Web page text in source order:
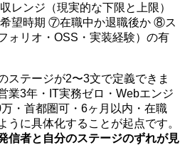
レンジ（現実的な下限と上限）
望時期 ⑦在職中か退職後か ⑧ス
ォリオ・OSS・実装経験）の有
ステージが2〜3文で定義できま
業3年・IT実務ゼロ・Webエンジ
・首都圏可・6ヶ月以内・在職
うに具体化することが起点です。
信者と自分のステージのずれが見